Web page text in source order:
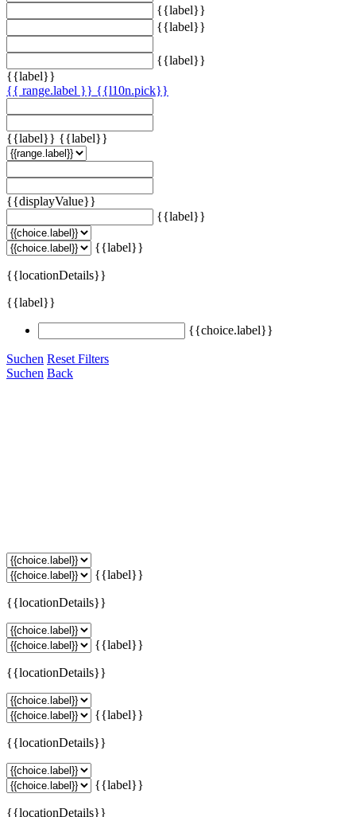
{{label}}
{{label}}
{{label}}
{{label}}
{{ range.label }} {{l10n.pick}}
{{label}} {{label}}
{{displayValue}}
{{label}}
{{label}}
{{locationDetails}}
{{label}}
{{choice.label}}
Suchen Reset Filters
Suchen Back
{{label}}
{{locationDetails}}
{{label}}
{{locationDetails}}
{{label}}
{{locationDetails}}
{{label}}
{{locationDetails}}